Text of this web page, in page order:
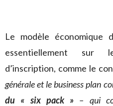
Le modèle économique
essentiellement sur
d’inscription, comme le
générale et le business plan
du « six pack » – qui